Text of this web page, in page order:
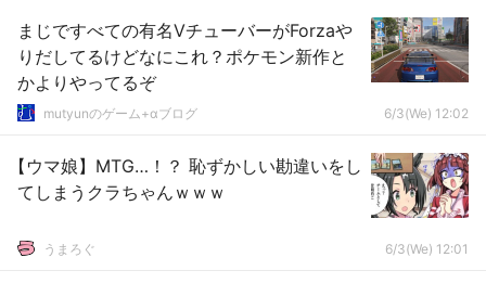
まじですべての有名VチューバーがForzaや
りだしてるけどなにこれ？ポケモン新作と
かよりやってるぞ
mutyunのゲーム+αブログ 6/3(We) 12:02
【ウマ娘】MTG…！？ 恥ずかしい勘違いをし
てしまうクラちゃんｗｗｗ
うまろぐ 6/3(We) 12:01